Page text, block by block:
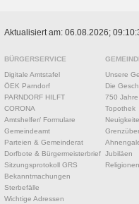
Aktualisiert am: 06.08.2026;
BÜRGERSERVICE
Digitale Amtstafel
ÖEK Parndorf
PARNDORF HILFT
CORONA
Amtshelfer/ Formulare
Gemeindeamt
Parteien & Gemeinderat
Dorfbote & Bürgermeisterbrief
Sitzungsprotokoll GRS
Bekanntmachungen
Sterbefälle
Wichtige Adressen
Unsere
Die
750
Topothek
Jubiläen